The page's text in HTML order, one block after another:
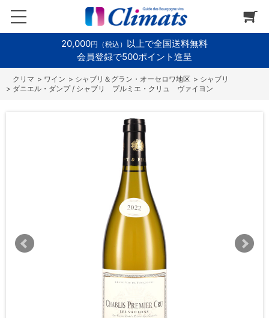
20,000円（税込） 以上で全国送料無料
会員登録で500ポイント進呈
> ワイン > シャブリ＆グラン・オーセロワ地区 > シャブリ
> ダニエル・ダンプ / シャブリ プルミエ・クリュ ヴァイヨン